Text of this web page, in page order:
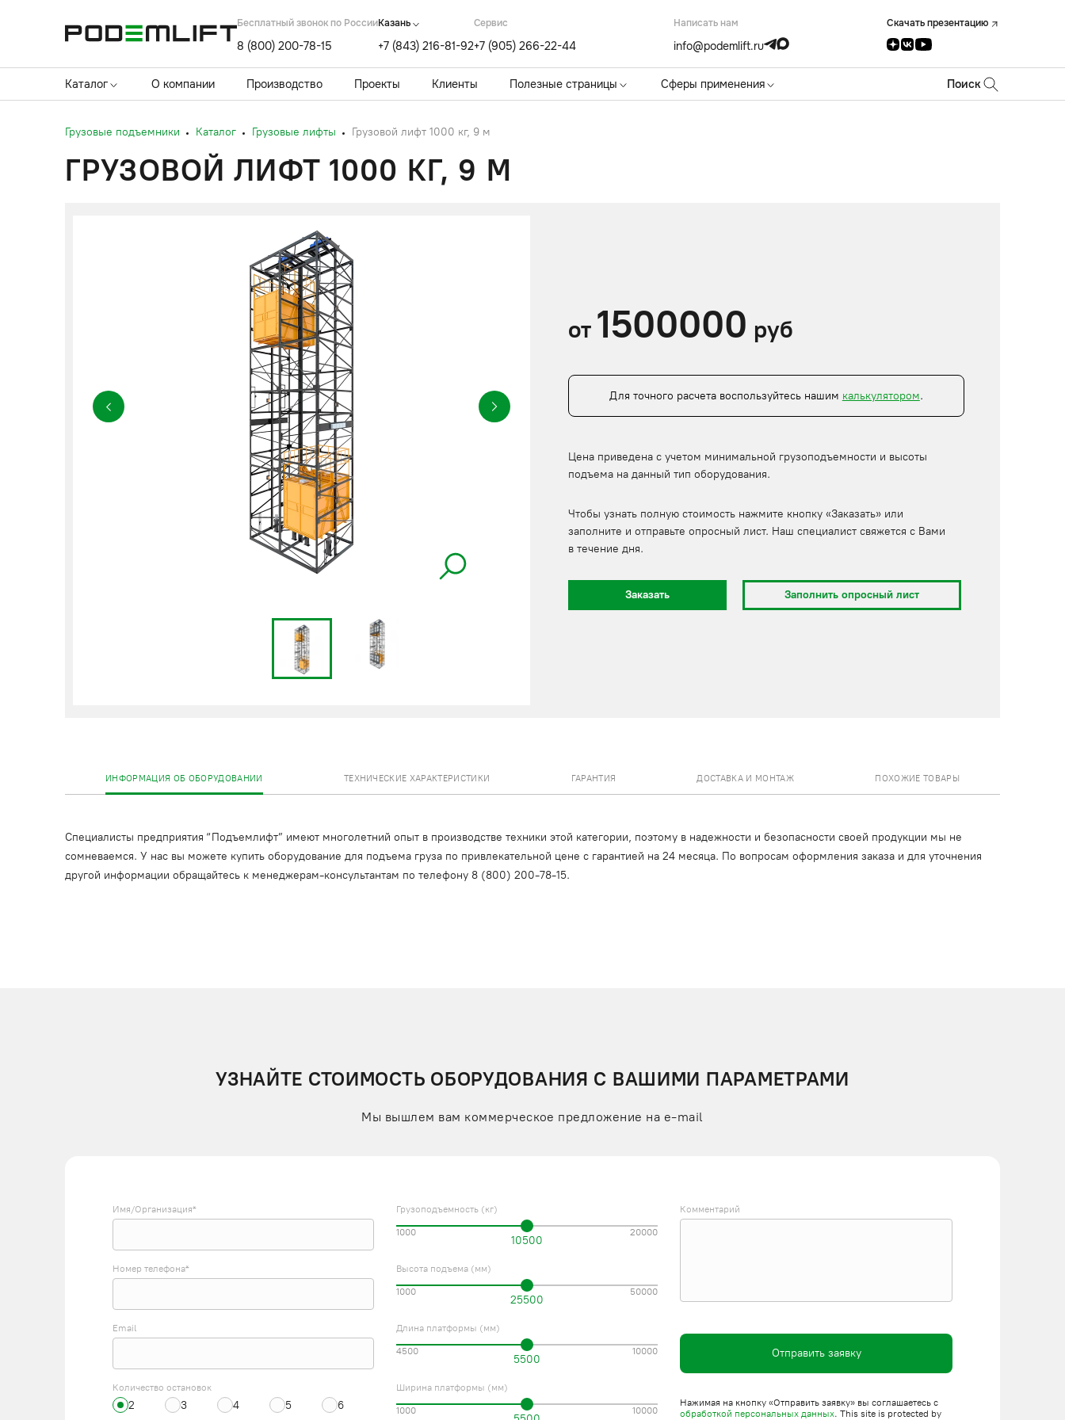
Бесплатный звонок по России
8 (800) 200-78-15
Казань
+7 (843) 216-81-92
Cервис
+7 (905) 266-22-44
Написать нам
info@podemlift.ru
Скачать презентацию
Каталог О компании Производство Проекты Клиенты Полезные страницы Сферы применения Поиск
Грузовые подъемники Каталог Грузовые лифты Грузовой лифт 1000 кг, 9 м
ГРУЗОВОЙ ЛИФТ 1000 КГ, 9 М
от 1500000 руб
Для точного расчета воспользуйтесь нашим калькулятором.
Цена приведена с учетом минимальной грузоподъемности и высоты
подъема на данный тип оборудования.
Чтобы узнать полную стоимость нажмите кнопку «Заказать» или
заполните и отправьте опросный лист. Наш специалист свяжется с Вами
в течение дня.
Заказать Заполнить опросный лист
ИНФОРМАЦИЯ ОБ ОБОРУДОВАНИИ ТЕХНИЧЕСКИЕ ХАРАКТЕРИСТИКИ ГАРАНТИЯ ДОСТАВКА И МОНТАЖ ПОХОЖИЕ ТОВАРЫ
Специалисты предприятия “Подъемлифт” имеют многолетний опыт в производстве техники этой категории, поэтому в надежности и безопасности своей продукции мы не
сомневаемся. У нас вы можете купить оборудование для подъема груза по привлекательной цене с гарантией на 24 месяца. По вопросам оформления заказа и для уточнения
другой информации обращайтесь к менеджерам-консультантам по телефону 8 (800) 200-78-15.
УЗНАЙТЕ СТОИМОСТЬ ОБОРУДОВАНИЯ С ВАШИМИ ПАРАМЕТРАМИ
Мы вышлем вам коммерческое предложение на e-mail
Имя/Организация*
Номер телефона*
Email
Количество остановок
2 3 4 5 6
Грузоподъемность (кг)
10500
1000 20000
Высота подъема (мм)
25500
1000 50000
Длина платформы (мм)
5500
4500 10000
Ширина платформы (мм)
1000 10000
Комментарий
Отправить заявку
Нажимая на кнопку «Отправить заявку» вы соглашаетесь с
обработкой персональных данных. This site is protected by